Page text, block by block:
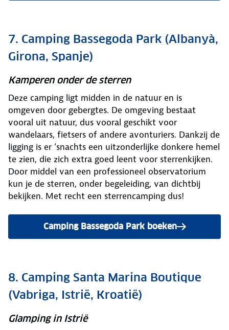
7. Camping Bassegoda Park (Albanyà,
Girona, Spanje)
Kamperen onder de sterren
Deze camping ligt midden in de natuur en is
omgeven door gebergtes. De omgeving bestaat
vooral uit natuur, dus vooral geschikt voor
wandelaars, fietsers of andere avonturiers. Dankzij de
ligging is er ‘snachts een uitzonderlijke donkere hemel
te zien, die zich extra goed leent voor sterrenkijken.
Door middel van een professioneel observatorium
kun je de sterren, onder begeleiding, van dichtbij
bekijken. Met recht een sterrencamping dus!
Camping Bassegoda Park boeken
8. Camping Santa Marina Boutique
(Vabriga, Istrië, Kroatië)
Glamping in Istrië